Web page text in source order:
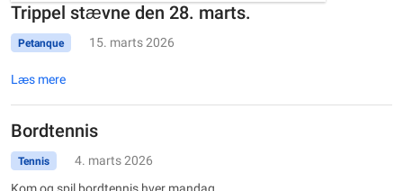
Trippel stævne den 28. marts.
Petanque 15. marts 2026
Læs mere
Bordtennis
Tennis
4. marts 2026
Kom og spil bordtennis hver mandag.